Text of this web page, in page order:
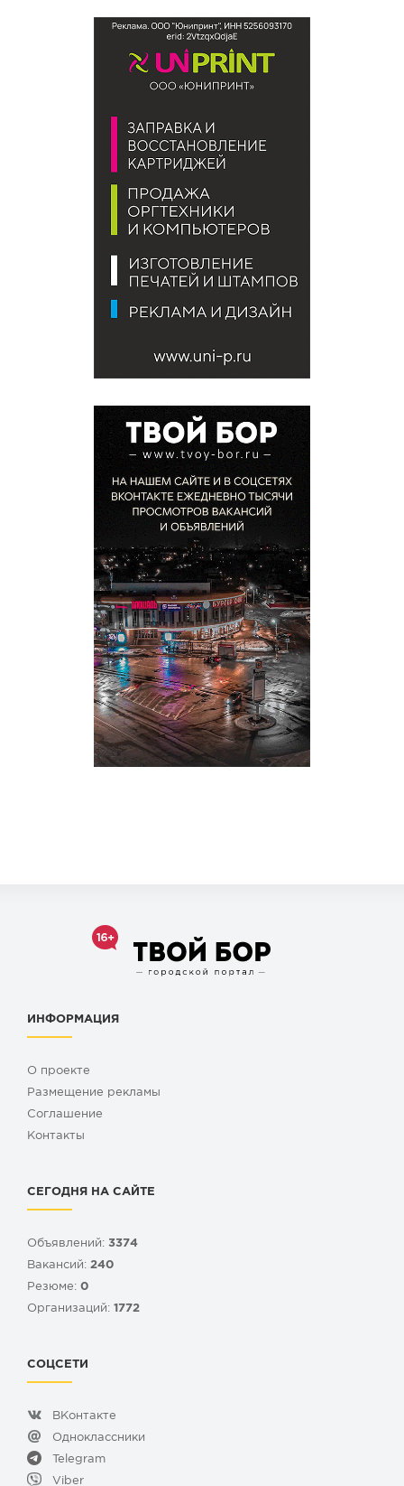
ИНФОРМАЦИЯ
О проекте
Размещение рекламы
Cоглашение
Контакты
СЕГОДНЯ НА САЙТЕ
Объявлений: 3374
Вакансий: 240
Резюме: 0
Организаций: 1772
СОЦСЕТИ
ВКонтакте
Одноклассники
Telegram
Viber